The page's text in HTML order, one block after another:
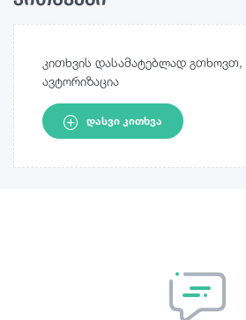
კითხვის დასამატებლად გთხოვთ,
ავტორიზაცია
ᲓᲐᲡᲕᲘ ᲙᲘᲗᲮᲕᲐ